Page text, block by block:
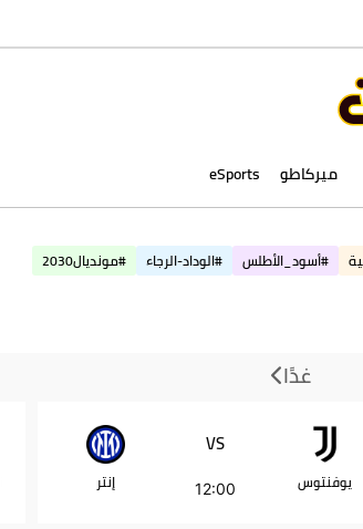
ميركاطو eSports
#أسود_الأطلس #الوداد-الرجاء #مونديال2030
غدًا
يوفنتوس
VS
12:00 إنتر